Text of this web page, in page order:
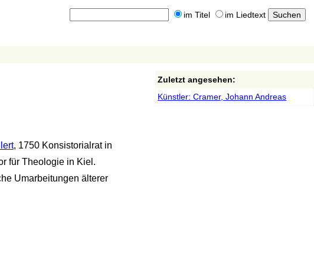
im Titel im Liedtext
, 1750 Konsistorialrat in
für Theologie in Kiel.
Umarbeitungen älterer
Zuletzt angesehen:
Künstler: Cramer, Johann Andreas